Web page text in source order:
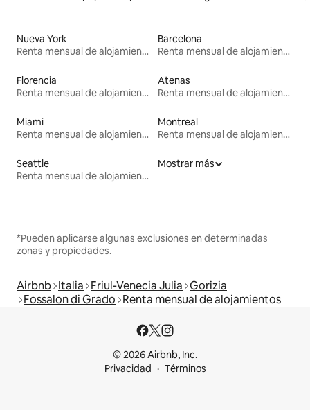
Nueva York
Renta mensual de alojamientos
Barcelona
Renta mensual de alojamientos
Florencia
Renta mensual de alojamientos
Atenas
Renta mensual de alojamientos
Miami
Renta mensual de alojamientos
Montreal
Renta mensual de alojamientos
Seattle
Renta mensual de alojamientos
Mostrar más
*Pueden aplicarse algunas exclusiones en determinadas
zonas y propiedades.
Airbnb Italia Friul-Venecia Julia Gorizia
Fossalon di Grado Renta mensual de alojamientos
© 2026 Airbnb, Inc.
Privacidad
Términos